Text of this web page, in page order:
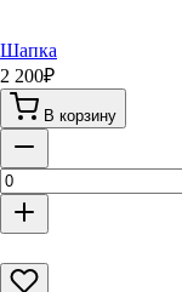
Шапка
2 200₽
В корзину